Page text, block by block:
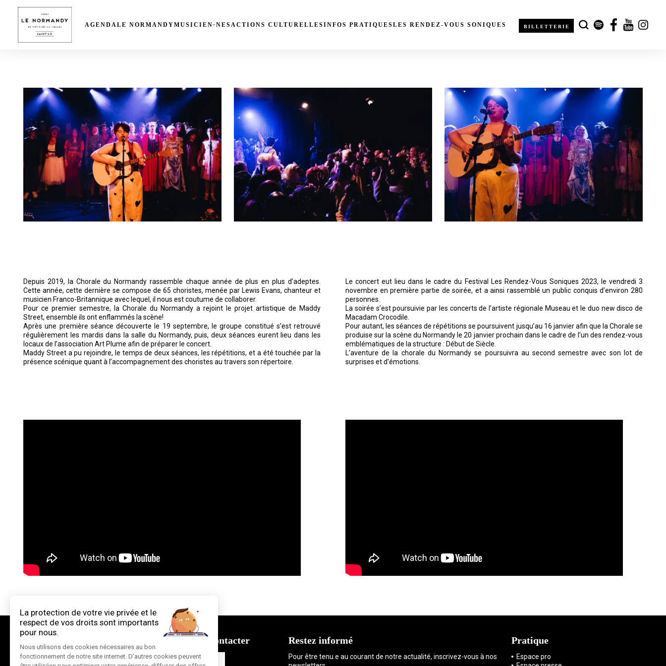
AGENDALE NORMANDYMUSICIEN·NESACTIONS CULTURELLESINFOS PRATIQUESLES RENDEZ-VOUS SONIQUES BILLETTERIE
Depuis 2019, la Chorale du Normandy rassemble chaque année de plus en plus d’adeptes.
Cette année, cette dernière se compose de 65 choristes, menée par Lewis Evans, chanteur et
musicien Franco-Britannique avec lequel, il nous est coutume de collaborer.
Pour ce premier semestre, la Chorale du Normandy a rejoint le projet artistique de Maddy
Street, ensemble ils ont enflammés la scène!
Après une première séance découverte le 19 septembre, le groupe constitué s’est retrouvé
régulièrement les mardis dans la salle du Normandy, puis, deux séances eurent lieu dans les
locaux de l’association Art Plume afin de préparer le concert.
Maddy Street a pu rejoindre, le temps de deux séances, les répétitions, et a été touchée par la
présence scénique quant à l’accompagnement des choristes au travers son répertoire.
Le concert eut lieu dans le cadre du Festival Les Rendez-Vous Soniques 2023, le vendredi 3
novembre en première partie de soirée, et a ainsi rassemblé un public conquis d’environ 280
personnes.
La soirée s’est poursuivie par les concerts de l’artiste régionale Museau et le duo new disco de
Macadam Crocodile.
Pour autant, les séances de répétitions se poursuivent jusqu’au 16 janvier afin que la Chorale se
produise sur la scène du Normandy le 20 janvier prochain dans le cadre de l’un des rendez-vous
emblématiques de la structure : Début de Siècle.
L’aventure de la chorale du Normandy se poursuivra au second semestre avec son lot de
surprises et d’émotions.
Pour nous contacter
CONTACT
Restez informé
Pour être tenu.e au courant de notre actualité, inscrivez-vous à nos
Pratique
Espace pro